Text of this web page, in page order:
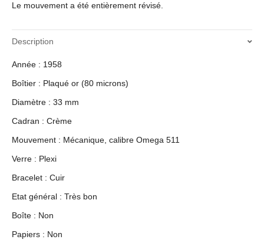
Le mouvement a été entièrement révisé.
Description
Année : 1958
Boîtier : Plaqué or (80 microns)
Diamètre : 33 mm
Cadran : Crème
Mouvement : Mécanique, calibre Omega 511
Verre : Plexi
Bracelet : Cuir
Etat général : Très bon
Boîte : Non
Papiers : Non